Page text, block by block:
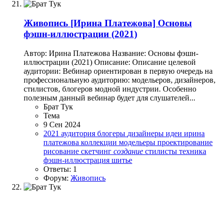
Живопись [Ирина Платежова] Основы
фэшн-иллюстрации (2021)
Автор: Ирина Платежова Название: Основы фэшн-
иллюстрации (2021) Описание: Описание целевой
аудитории: Вебинар ориентирован в первую очередь на
профессиональную аудиторию: модельеров, дизайнеров,
стилистов, блогеров модной индустрии. Особенно
полезным данный вебинар будет для слушателей...
Брат Тук
Тема
9 Сен 2024
2021 аудитория блогеры дизайнеры идеи ирина
платежова коллекции модельеры проектирование
рисование скетчинг создание стилисты техника
фэшн-иллюстрация шитье
Ответы: 1
Форум: Живопись